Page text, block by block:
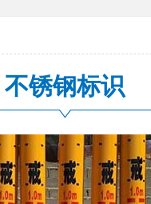
不锈钢标识